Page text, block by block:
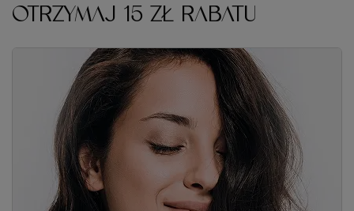
OTRZYMAJ 15 ZŁ RABATU